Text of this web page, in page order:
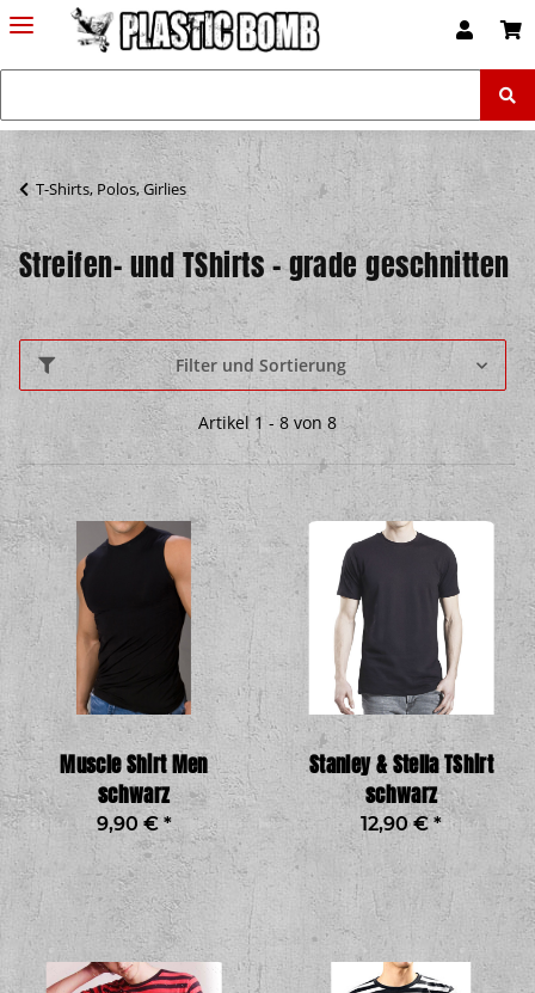
T-Shirts, Polos, Girlies
Streifen- und TShirts - grade geschnitten
Filter und Sortierung
Artikel 1 - 8 von 8
Muscle Shirt Men
schwarz
9,90 € *
Stanley & Stella TShirt
schwarz
12,90 €*